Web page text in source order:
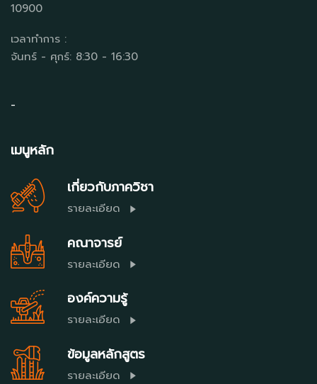
10900
เวลาทำการ :
จันทร์ - ศุกร์: 8:30 - 16:30
-
เมนูหลัก
เกี่ยวกับภาควิชา
รายละเอียด
คณาจารย์
รายละเอียด
องค์ความรู้
รายละเอียด
ข้อมูลหลักสูตร
รายละเอียด